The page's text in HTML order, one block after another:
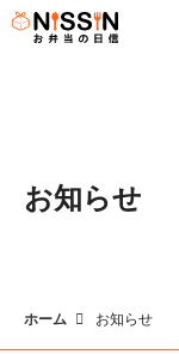
お知らせ
ホーム お知らせ